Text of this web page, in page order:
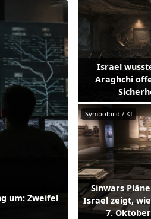
um: Zweifel
Israel
Araghchi
Symbolbild / KI
Sinwars
Israel zeigt,
7.